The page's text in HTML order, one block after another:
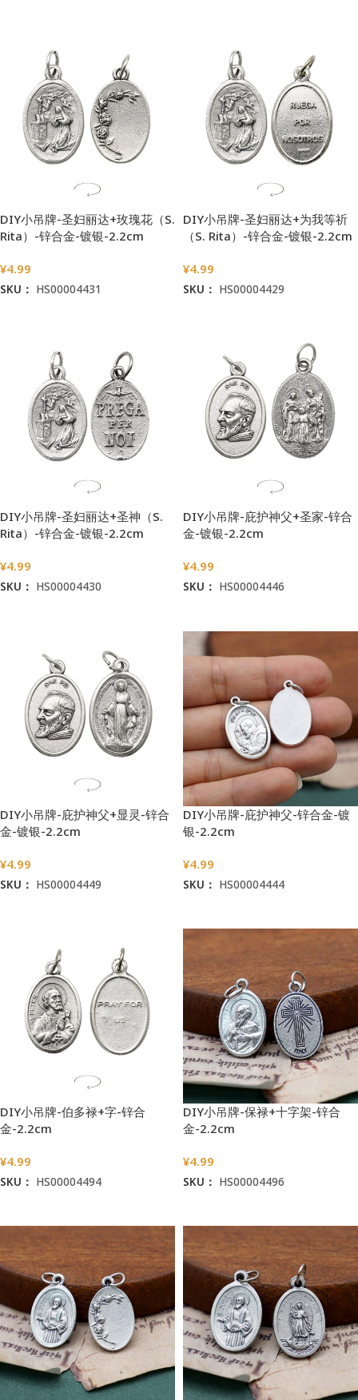
DIY小吊牌-圣妇丽达+玫瑰花（S.
Rita）-锌合金-镀银-2.2cm
¥4.99
SKU： HS00004431
DIY小吊牌-圣妇丽达+为我等祈
（S. Rita）-锌合金-镀银-2.2cm
¥4.99
SKU： HS00004429
DIY小吊牌-圣妇丽达+圣神（S.
Rita）-锌合金-镀银-2.2cm
¥4.99
SKU： HS00004430
DIY小吊牌-庇护神父+圣家-锌合
金-镀银-2.2cm
¥4.99
SKU： HS00004446
DIY小吊牌-庇护神父+显灵-锌合
金-镀银-2.2cm
¥4.99
SKU： HS00004449
DIY小吊牌-庇护神父-锌合金-镀
银-2.2cm
¥4.99
SKU： HS00004444
DIY小吊牌-伯多禄+字-锌合
金-2.2cm
¥4.99
SKU： HS00004494
DIY小吊牌-保禄+十字架-锌合
金-2.2cm
¥4.99
SKU： HS00004496